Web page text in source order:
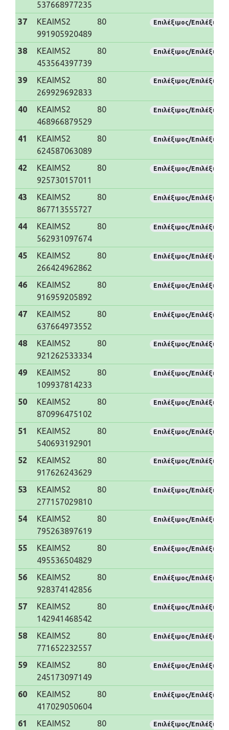
537668977235
37
KEAIMS2
991905920489
80 Επιλέξιμος/Επιλέξιμη
38
KEAIMS2
453564397739
80 Επιλέξιμος/Επιλέξιμη
39
KEAIMS2
269929692833
80 Επιλέξιμος/Επιλέξιμη
40
KEAIMS2
468966879529
80 Επιλέξιμος/Επιλέξιμη
41
KEAIMS2
624587063089
80 Επιλέξιμος/Επιλέξιμη
42
KEAIMS2
925730157011
80 Επιλέξιμος/Επιλέξιμη
43
KEAIMS2
867713555727
80 Επιλέξιμος/Επιλέξιμη
44
KEAIMS2
562931097674
80 Επιλέξιμος/Επιλέξιμη
45
KEAIMS2
266424962862
80 Επιλέξιμος/Επιλέξιμη
46
KEAIMS2
916959205892
80 Επιλέξιμος/Επιλέξιμη
47
KEAIMS2
637664973552
80 Επιλέξιμος/Επιλέξιμη
48
KEAIMS2
921262533334
80 Επιλέξιμος/Επιλέξιμη
49
KEAIMS2
109937814233
80 Επιλέξιμος/Επιλέξιμη
50
KEAIMS2
870996475102
80 Επιλέξιμος/Επιλέξιμη
51
KEAIMS2
540693192901
80 Επιλέξιμος/Επιλέξιμη
52
KEAIMS2
917626243629
80 Επιλέξιμος/Επιλέξιμη
53
KEAIMS2
277157029810
80 Επιλέξιμος/Επιλέξιμη
54
KEAIMS2
795263897619
80 Επιλέξιμος/Επιλέξιμη
55
KEAIMS2
495536504829
80 Επιλέξιμος/Επιλέξιμη
56
KEAIMS2
928374142856
80 Επιλέξιμος/Επιλέξιμη
57
KEAIMS2
142941468542
80 Επιλέξιμος/Επιλέξιμη
58
KEAIMS2
771652232557
80 Επιλέξιμος/Επιλέξιμη
59
KEAIMS2
245173097149
80 Επιλέξιμος/Επιλέξιμη
60
KEAIMS2
417029050604
80 Επιλέξιμος/Επιλέξιμη
61
KEAIMS2
80 Επιλέξιμος/Επιλέξιμη